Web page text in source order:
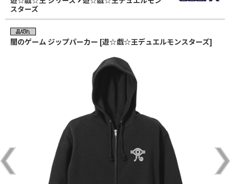
スターズ
闇のゲーム ジップパーカー [遊☆戯☆王デュエルモンスターズ]